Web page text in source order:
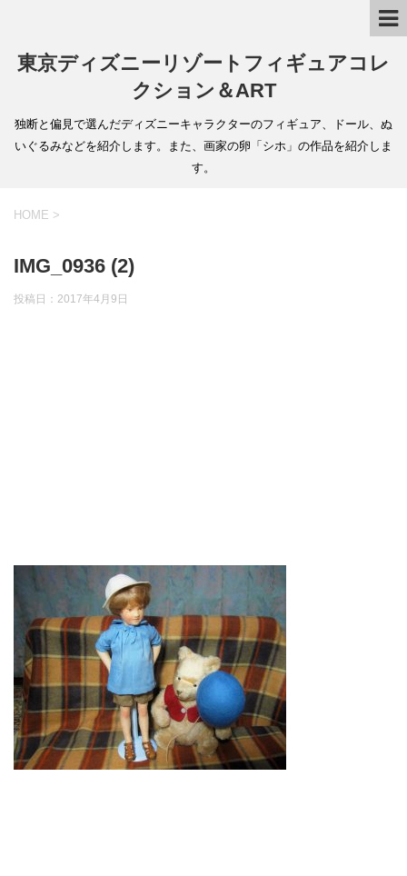
東京ディズニーリゾートフィギュアコレ
クション＆ART
独断と偏見で選んだディズニーキャラクターのフィギュア、ドール、ぬ
いぐるみなどを紹介します。また、画家の卵「シホ」の作品を紹介しま
す。
HOME >
IMG_0936 (2)
投稿日： 2017年4月9日